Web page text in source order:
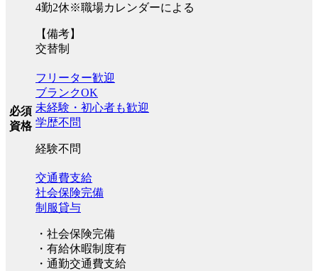
4勤2休※職場カレンダーによる
【備考】
交替制
必須
資格
フリーター歓迎
ブランクOK
未経験・初心者も歓迎
学歴不問
経験不問
交通費支給
社会保険完備
制服貸与
・社会保険完備
・有給休暇制度有
・通勤交通費支給